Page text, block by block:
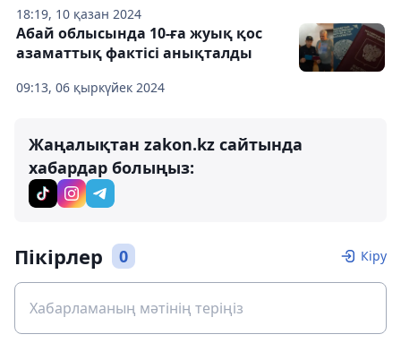
18:19, 10 қазан 2024
09:13, 06 қыркүйек 2024
Абай облысында 10-ға жуық қос
азаматтық фактісі анықталды
Жаңалықтан zakon.kz сайтында
хабардар болыңыз:
Пікірлер 0 Кіру